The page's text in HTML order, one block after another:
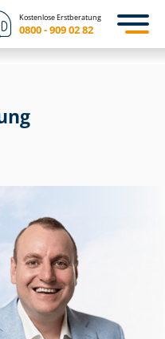
Kostenlose Erstberatung
0800 - 909 02 82